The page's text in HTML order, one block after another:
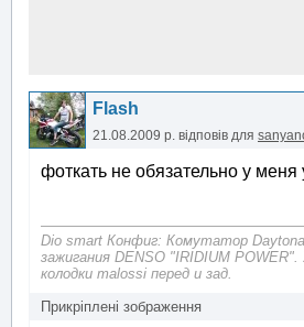
Flash
21.08.2009 р. відповів для
фоткать не обязательно у
Dio smart Конфиг: Комутатор
зажигания DENSO "IRIDIUM
колодки malossi перед и зад.
Прикріплені зображення